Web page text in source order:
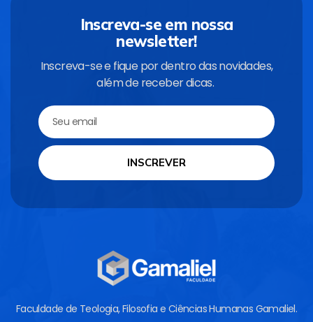
Inscreva-se em nossa
newsletter!
Inscreva-se e fique por dentro das novidades,
além de receber dicas.
INSCREVER
Faculdade de Teologia, Filosofia e Ciências Humanas Gamaliel.